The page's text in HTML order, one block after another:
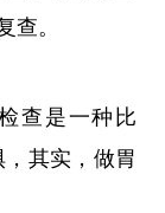
查。
查是一种比
其实，做胃